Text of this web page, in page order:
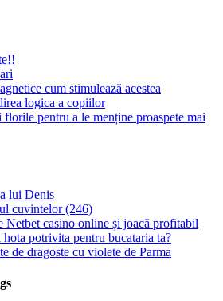
cum stimulează acestea
logica a copiilor
pentru a le menține proaspete mai
lui Denis
cuvintelor (246)
Netbet casino online și joacă profitabil
potrivita pentru bucataria ta?
de dragoste cu violete de Parma